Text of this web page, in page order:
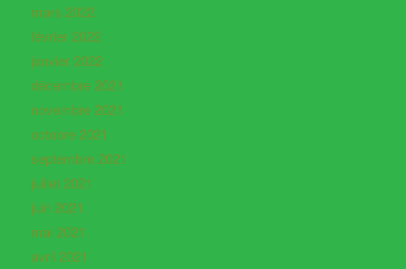
mars 2022
février 2022
janvier 2022
décembre 2021
novembre 2021
octobre 2021
septembre 2021
juillet 2021
juin 2021
mai 2021
avril 2021